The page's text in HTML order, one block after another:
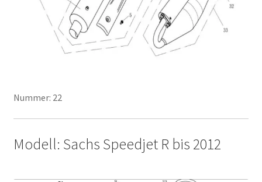
Nummer: 22
Modell: Sachs Speedjet R bis 2012